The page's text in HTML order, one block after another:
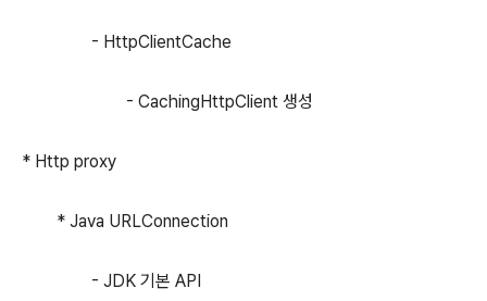
- HttpClientCache
- CachingHttpClient 생성
* Http proxy
* Java URLConnection
- JDK 기본 API